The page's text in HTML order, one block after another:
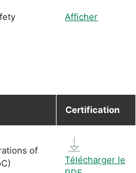
Afficher
Certification
of
Télécharger le